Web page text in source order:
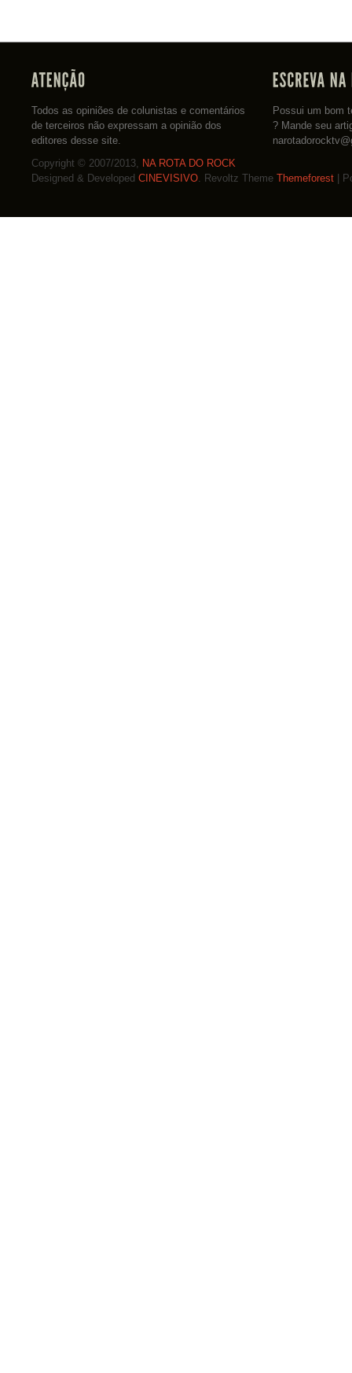
Todos as opiniões de colunistas e comentários
de terceiros não expressam a opinião dos
editores desse site.
Possui um bom
? Mande seu
Copyright © 2007/2013, NA ROTA DO ROCK
Designed & Developed CINEVISIVO. Revoltz Theme Themeforest |